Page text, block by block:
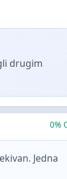
drugim
0%
Jedna